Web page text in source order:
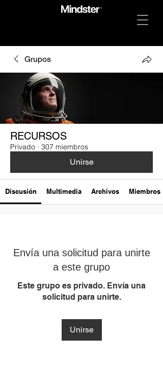
Grupos
RECURSOS
Privado · 307 miembros
Unirse
Discusión Multimedia Archivos Miembros
Envía una solicitud para unirte
a este grupo
Este grupo es privado. Envía una
solicitud para unirte.
Unirse